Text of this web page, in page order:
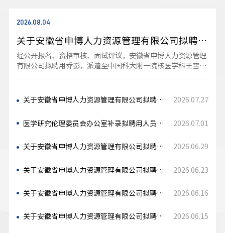
2026.08.04
关于安徽省申博人力资源管理有限公司拟聘用乔影并派遣至中国科大附一院王雪梅课题组工作的公示
经公开报名、资格审核、面试评议，安徽省申博人力资源管理
有限公司拟聘用乔影，派遣至中国科大附一院核医学科王雪梅
2026.07.27
关于安徽省申博人力资源管理有限公司拟聘用杨丽华并派遣至中国科大附一院妇产科工作的公示
2026.07.01
医学研究伦理委员会办公室补录拟聘用人员公示
2026.06.29
关于安徽省申博人力资源管理有限公司拟聘用黄钱武等人并派遣至刘尧课题组工作的公示
2026.06.23
关于安徽省申博人力资源管理有限公司拟聘用邓颖并派遣至医学研究伦理委员会办公室工作的公示
2026.06.16
关于安徽省申博人力资源管理有限公司拟聘用丁浩、绪红菊并派遣至中国科大附一院血液内科工作的公示
2026.06.15
关于安徽省申博人力资源管理有限公司拟聘用王萧婉并派遣至潘峰课题组工作的公示